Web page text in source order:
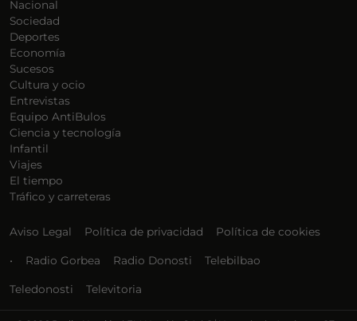
Nacional
Sociedad
Deportes
Economía
Sucesos
Cultura y ocio
Entrevistas
Equipo AntiBulos
Ciencia y tecnología
Infantil
Viajes
El tiempo
Tráfico y carreteras
Aviso Legal Política de privacidad Política de cookies
• Radio Gorbea Radio Donosti Telebilbao
Teledonosti Televitoria